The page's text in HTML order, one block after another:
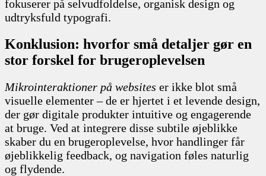
fokuserer på selvudfoldelse, organisk design og
udtryksfuld typografi.
Konklusion: hvorfor små detaljer gør en
stor forskel for brugeroplevelsen
Mikrointeraktioner på websites er ikke blot små
visuelle elementer – de er hjertet i et levende design,
der gør digitale produkter intuitive og engagerende
at bruge. Ved at integrere disse subtile øjeblikke
skaber du en brugeroplevelse, hvor handlinger får
øjeblikkelig feedback, og navigation føles naturlig
og flydende.